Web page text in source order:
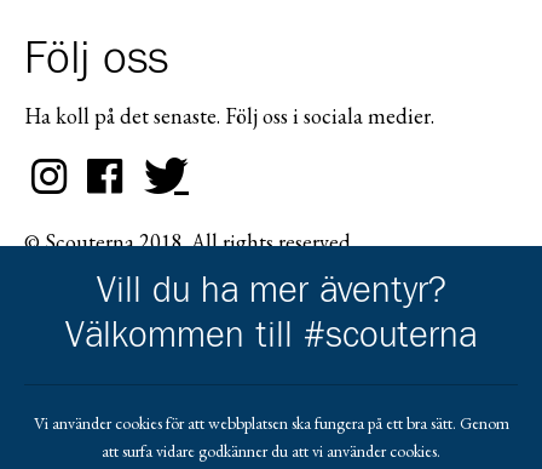
Följ oss
Ha koll på det senaste. Följ oss i sociala medier.
© Scouterna 2018. All rights reserved.
Vill du ha mer äventyr?
Välkommen till #scouterna
Vi använder cookies för att webbplatsen ska fungera på ett bra sätt. Genom
att surfa vidare godkänner du att vi använder cookies.